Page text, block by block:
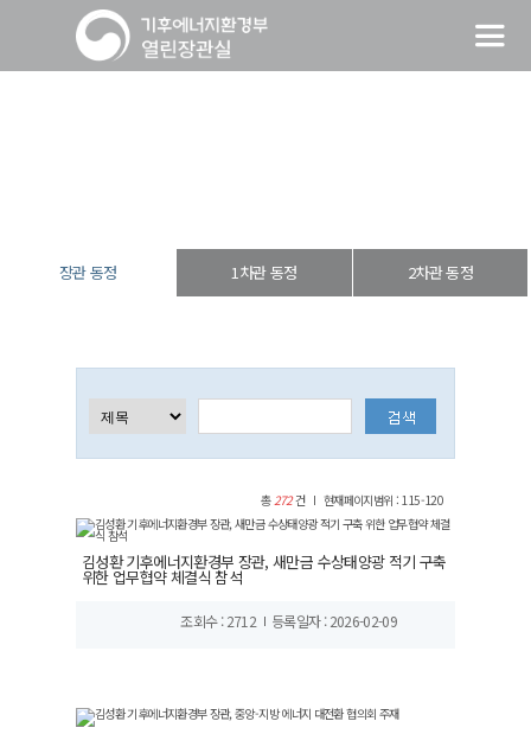
장관 동정 1차관 동정 2차관 동정
총272건 현재페이지범위 : 115-120
김성환 기후에너지환경부 장관, 새만금 수상태양광 적기 구축
위한 업무협약 체결식 참석
조회수 : 2712 등록일자 : 2026-02-09